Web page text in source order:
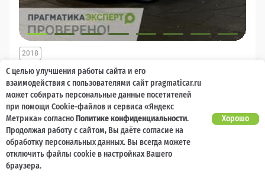
LADA (ВАЗ) Vesta
2018
Ваш кешбек 5 000 баллов
749 900 ₽
712 900₽ от 6 200 ₽/мес
Механика
С целью улучшения работы сайта и его
взаимодействия с пользователями сайт pragmaticar.ru
может собирать персональные данные посетителей
при помощи Cookie-файлов и сервиса «Яндекс
Метрика» согласноПолитике конфиденциальности.
Продолжая работу с сайтом, Вы даёте согласие на
обработку персональных данных. Вы всегда можете
отключить файлы cookie в настройках Вашего
браузера.
Хорошо